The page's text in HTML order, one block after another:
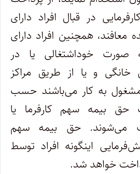
در قبال افراد دارای
همچنین افراد دارای
صورت خوداشتغالی یا در
خانگی و یا از طریق مراکز
به کار می‌باشند حسب
حق بیمه سهم کارفرما یا
می‏‌شوند. حق بیمه سهم
این­گونه افراد توسط
خواهد شد.